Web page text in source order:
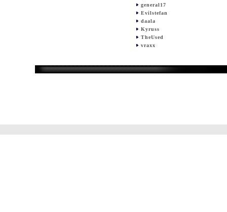
general17
Evilstefan
daala
Kyruss
TheUsed
vraxx